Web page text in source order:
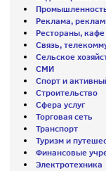
Реклама,
Рестораны, кафе
Связь,
Сельское
СМИ
Спорт и
Строительство
Сфера услуг
Торговая сеть
Транспорт
Туризм и
Финансовые
Электротехника